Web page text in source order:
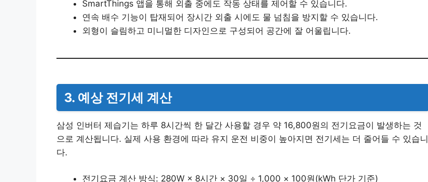
SmartThings 앱을 통해 외출 중에도 작동 상태를 제어할 수 있습니다.
연속 배수 기능이 탑재되어 장시간 외출 시에도 물 넘침을 방지할 수 있습니다.
외형이 슬림하고 미니멀한 디자인으로 구성되어 공간에 잘 어울립니다.
3. 예상 전기세 계산
삼성 인버터 제습기는 하루 8시간씩 한 달간 사용할 경우 약 16,800원의 전기요금이 발생하는 것
으로 계산됩니다. 실제 사용 환경에 따라 유지 운전 비중이 높아지면 전기세는 더 줄어들 수 있습니
다.
전기요금 계산 방식: 280W × 8시간 × 30일 ÷ 1,000 × 100원(kWh 단가 기준)